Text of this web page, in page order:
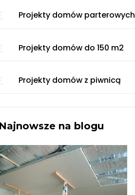
Projekty domów parterowych
Projekty domów do 150 m2
Projekty domów z piwnicą
Najnowsze na blogu